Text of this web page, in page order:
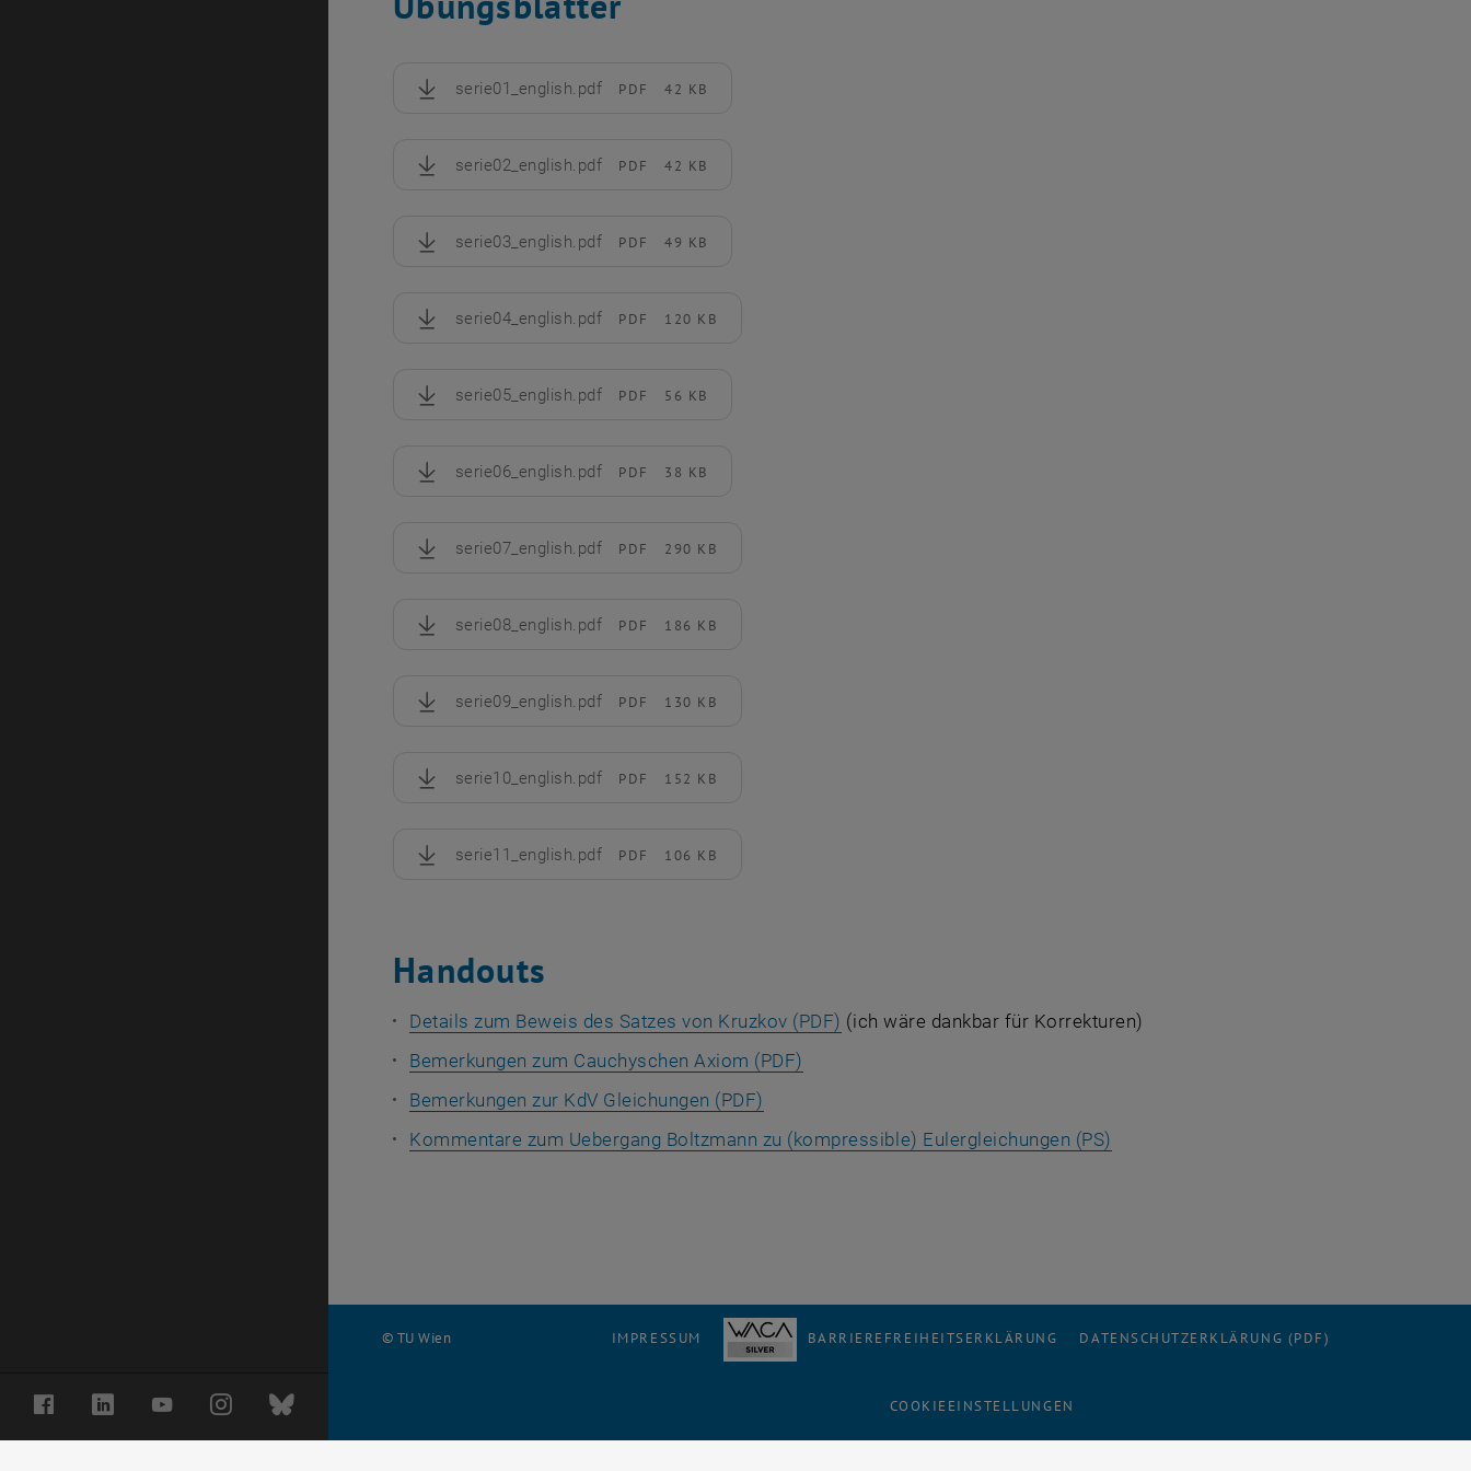
FacebookLinkedInYouTubeInstagramBluesky
serie01_english.pdf PDF 42 KB
, herunterladen
serie02_english.pdf PDF 42 KB
, herunterladen
serie03_english.pdf PDF 49 KB
, herunterladen
serie04_english.pdf PDF 120 KB
, herunterladen
serie05_english.pdf PDF 56 KB
, herunterladen
serie06_english.pdf PDF 38 KB
, herunterladen
serie07_english.pdf PDF 290 KB
, herunterladen
serie08_english.pdf PDF 186 KB
, herunterladen
serie09_english.pdf PDF 130 KB
, herunterladen
serie10_english.pdf PDF 152 KB
, herunterladen
serie11_english.pdf PDF 106 KB
, herunterladen
Handouts
Details zum Beweis des Satzes von Kruzkov (PDF) (ich wäre dankbar für Korrekturen)
Bemerkungen zum Cauchyschen Axiom (PDF)
Bemerkungen zur KdV Gleichungen (PDF)
Kommentare zum Uebergang Boltzmann zu (kompressible) Eulergleichungen (PS)
© TU Wien IMPRESSUM BARRIEREFREIHEITSERKLÄRUNG DATENSCHUTZERKLÄRUNG (PDF)
COOKIEEINSTELLUNGEN